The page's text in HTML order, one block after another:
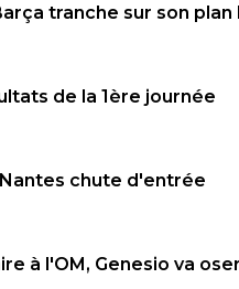
tranche sur son plan
de la 1ère journée
Nantes chute d'entrée
à l'OM, Genesio va